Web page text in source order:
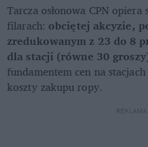
Tarcza osłonowa CPN
filarach: obciętej akcyzie,
zredukowanym z 23 do 8
dla stacji (równe 30
fundamentem cen na
koszty zakupu ropy.
REKLAMA